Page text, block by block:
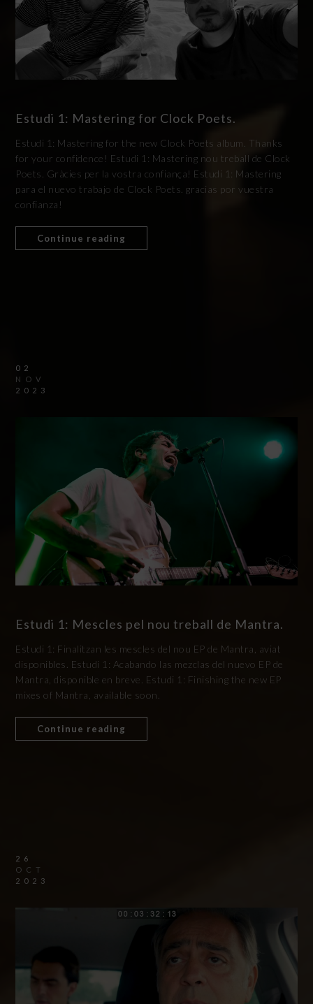
Estudi 1: Mastering for Clock Poets.
Estudi 1: Mastering for the new Clock Poets album. Thanks
for your confidence! Estudi 1: Mastering nou treball de Clock
Poets. Gràcies per la vostra confiança! Estudi 1: Mastering
para el nuevo trabajo de Clock Poets. gracias por vuestra
confianza!
Continue reading
02
NOV
2023
Estudi 1: Mescles pel nou treball de Mantra.
Estudi 1: Finalitzan les mescles del nou EP de Mantra, aviat
disponibles. Estudi 1: Acabando las mezclas del nuevo EP de
Mantra, disponible en breve. Estudi 1: Finishing the new EP
mixes of Mantra, available soon.
Continue reading
26
OCT
2023